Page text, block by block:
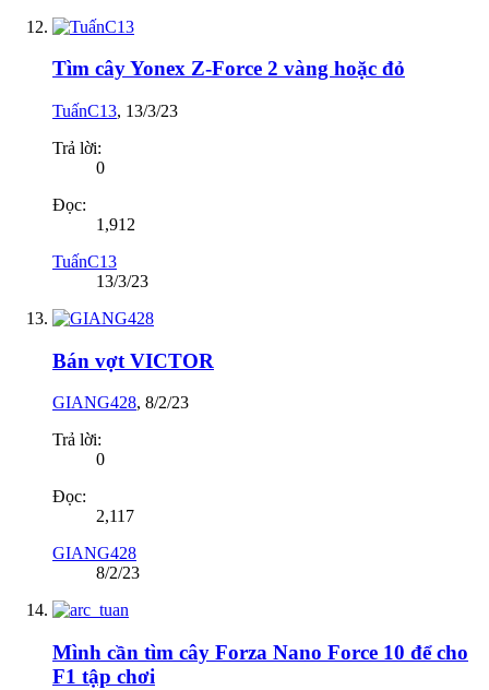
Tìm cây Yonex Z-Force 2 vàng hoặc đỏ
TuấnC13, 13/3/23
Trả lời:
0
Đọc:
1,912
TuấnC13
13/3/23
Bán vợt VICTOR
GIANG428, 8/2/23
Trả lời:
0
Đọc:
2,117
GIANG428
8/2/23
Mình cần tìm cây Forza Nano Force 10 để cho
F1 tập chơi